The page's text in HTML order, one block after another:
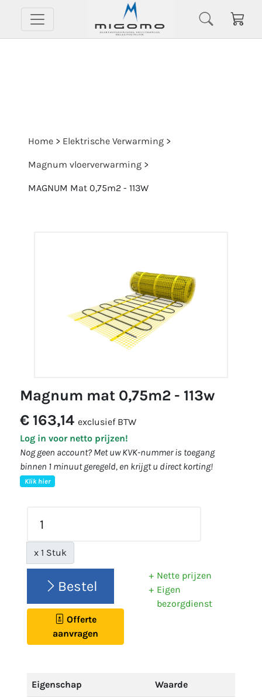
Home > Elektrische Verwarming >
Magnum vloerverwarming >
MAGNUM Mat 0,75m2 - 113W
magnum mat 0,75m2 - 113w
€ 163,14 exclusief BTW
Log in voor netto prijzen!
Nog geen account? Met uw KVK-nummer is toegang
binnen 1 minuut geregeld, en krijgt u direct korting!
Klik hier
x 1 Stuk
Bestel
Offerte
aanvragen
Nette prijzen
Eigen
bezorgdienst
Eigenschap Waarde